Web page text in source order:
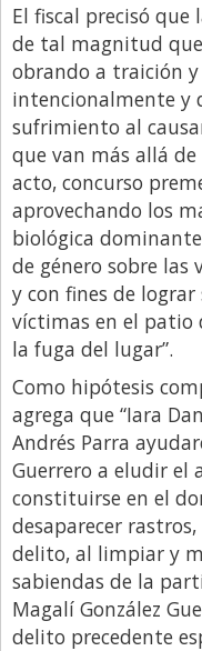
El fiscal precisó que
de tal magnitud
obrando a traición
intencionalmente y
sufrimiento al
que van más allá
acto, concurso
aprovechando los
biológica
de género sobre las
y con fines de
víctimas en el patio
la fuga del lugar”.
Como hipótesis
agrega que “Iara
Andrés Parra
Guerrero a eludir el
constituirse en el
desaparecer
delito, al limpiar y
sabiendas de la
Magalí González
delito precedente